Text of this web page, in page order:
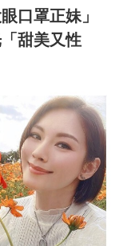
口罩正妹」
甜美又性